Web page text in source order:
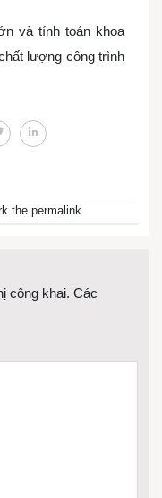
và tính toán khoa
lượng công trình
the permalink
công khai. Các